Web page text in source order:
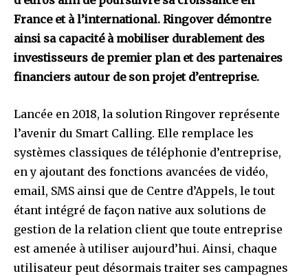
France et à l’international. Ringover démontre
ainsi sa capacité à mobiliser durablement des
investisseurs de premier plan et des partenaires
financiers autour de son projet d’entreprise.
Lancée en 2018, la solution Ringover représente
l’avenir du Smart Calling. Elle remplace les
systèmes classiques de téléphonie d’entreprise,
en y ajoutant des fonctions avancées de vidéo,
email, SMS ainsi que de Centre d’Appels, le tout
étant intégré de façon native aux solutions de
gestion de la relation client que toute entreprise
est amenée à utiliser aujourd’hui. Ainsi, chaque
utilisateur peut désormais traiter ses campagnes